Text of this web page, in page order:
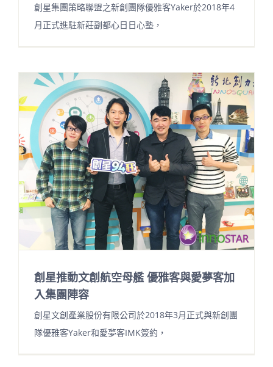
創星集團策略聯盟之新創團隊優雅客Yaker於2018年4
月正式進駐新莊副都心日日心塾，
創星推動文創航空母艦 優雅客與愛夢客加
入集團陣容
創星文創產業股份有限公司於2018年3月正式與新創團
隊優雅客Yaker和愛夢客IMK簽約，